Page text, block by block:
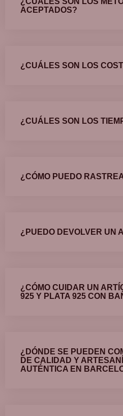
ACEPTADOS?
¿CUÁLES SON LOS
¿CUÁLES SON LOS
¿CÓMO PUEDO
¿PUEDO DEVOLVER UN
¿CÓMO CUIDAR UN
925 Y PLATA 925 CON
¿DÓNDE SE PUEDEN
DE CALIDAD Y
AUTÉNTICA EN